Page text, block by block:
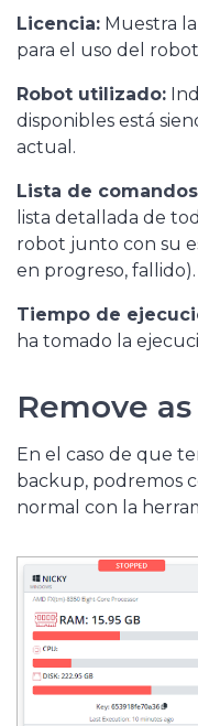
Licencia: Muestra
para el uso del
Robot utilizado:
disponibles está
actual.
Lista de
lista detallada de
robot junto con su
en progreso, fallido).
Tiempo de
ha tomado la
Remove
En el caso de que
backup, podremos
normal con la